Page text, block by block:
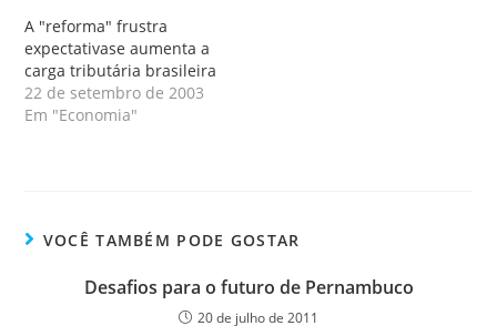
A "reforma" frustra
expectativase aumenta a
carga tributária brasileira
22 de setembro de 2003
Em "Economia"
VOCÊ TAMBÉM PODE GOSTAR
Desafios para o futuro de Pernambuco
20 de julho de 2011